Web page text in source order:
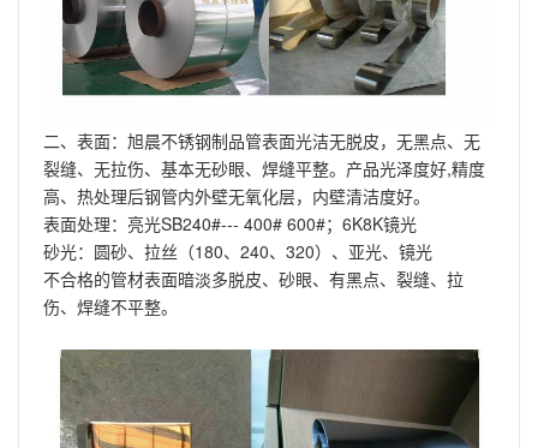
二、表面：旭晨不锈钢制品管表面光洁无脱皮，无黑点、无
裂缝、无拉伤、基本无砂眼、焊缝平整。产品光泽度好,精度
高、热处理后钢管内外壁无氧化层，内壁清洁度好。
表面处理：亮光SB240#--- 400# 600#；6K8K镜光
砂光：圆砂、拉丝（180、240、320）、亚光、镜光
不合格的管材表面暗淡多脱皮、砂眼、有黑点、裂缝、拉
伤、焊缝不平整。